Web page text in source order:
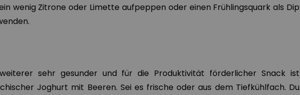
wenig Zitrone oder Limette aufpeppen oder einen Frühlingsquark als Dip
sehr gesunder und für die Produktivität förderlicher Snack ist
Joghurt mit Beeren. Sei es frische oder aus dem Tiefkühlfach. Du